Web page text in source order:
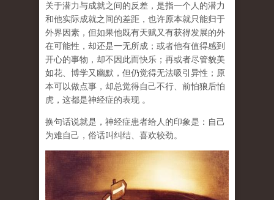
关于潜力与成就之间的反差，是指一个人的潜力
和他实际成就之间的差距，也许原本就只能归于
外界因素，但如果他既有天赋又有获得发展的外
在可能性，却还是一无所成；或者他有值得感到
开心的事物，却不因此而快乐；再或者尽管貌美
如花、博学又幽默，但仍觉得无法吸引异性；原
本可以做点事，却总觉得自己不行、前怕狼后怕
虎，这都是神经症的表现 。
换句话说就是，神经症患者给人的印象是：自己
为难自己，俗话叫纠结、喜欢较劲。